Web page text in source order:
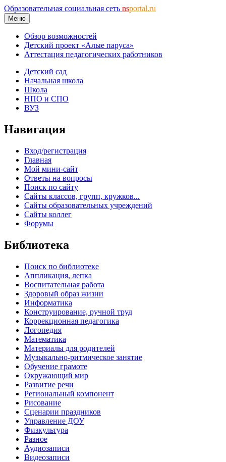
Образовательная социальная сеть nsportal.ru
Меню
Обзор возможностей
Детский проект «Алые паруса»
Аттестация педагогических работников
Детский сад
Начальная школа
Школа
НПО и СПО
ВУЗ
Навигация
Вход/регистрация
Главная
Мой мини-сайт
Ответы на вопросы
Поиск по сайту
Сайты классов, групп, кружков...
Сайты образовательных учреждений
Сайты коллег
Форумы
Библиотека
Поиск по библиотеке
Аппликация, лепка
Воспитательная работа
Здоровый образ жизни
Информатика
Конструирование, ручной труд
Коррекционная педагогика
Логопедия
Математика
Материалы для родителей
Музыкально-ритмическое занятие
Обучение грамоте
Окружающий мир
Развитие речи
Региональный компонент
Рисование
Сценарии праздников
Управление ДОУ
Физкультура
Разное
Аудиозаписи
Видеозаписи